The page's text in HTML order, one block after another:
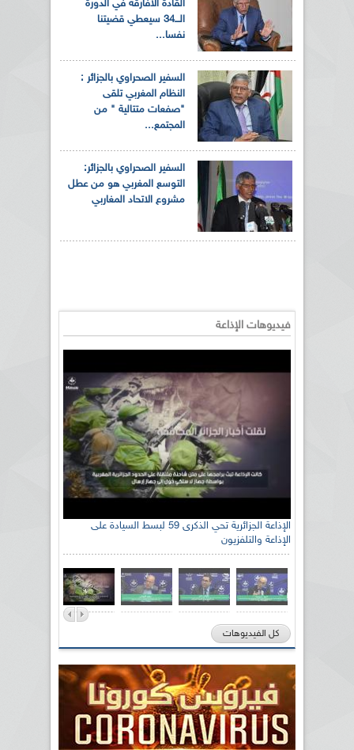
القادة الافارقة في الدورة
الـــ34 سيعطي قضيتنا
نفسا...
السفير الصحراوي بالجزائر :
النظام المغربي تلقى
"صفعات متتالية " من
المجتمع...
السفير الصحراوي بالجزائر:
التوسع المغربي هو من عطل
مشروع الاتحاد المغاربي
فيديوهات الإذاعة
الإذاعة الجزائرية تحي الذكرى 59 لبسط السيادة على
الإذاعة والتلفزيون
كل الفيديوهات